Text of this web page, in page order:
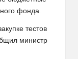
фонда.
тестов
министр